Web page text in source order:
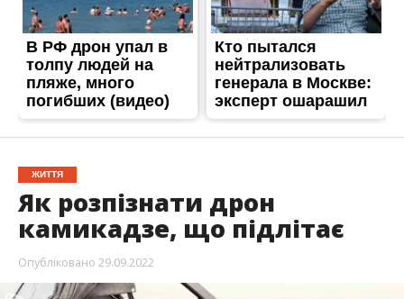
ЖИТТЯ
Як розпізнати дрон
камикадзе, що підлітає
Опубліковано 29.09.2022